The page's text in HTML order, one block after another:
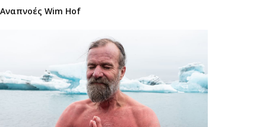
Αναπνοές Wim Hof